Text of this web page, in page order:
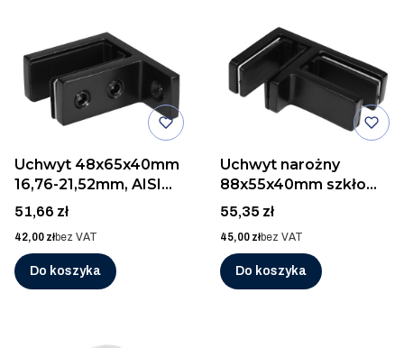
Uchwyt 48x65x40mm
16,76-21,52mm, AISI
316, RAL 9005 MAT
Cena
51,66 zł
Cena
42,00 złbez VAT
Do koszyka
Uchwyt narożny
88x55x40mm szkło
16,76 - 21,52mm, AISI
316, RAL 9005 MAT
Cena
55,35 zł
Cena
45,00 złbez VAT
Do koszyka